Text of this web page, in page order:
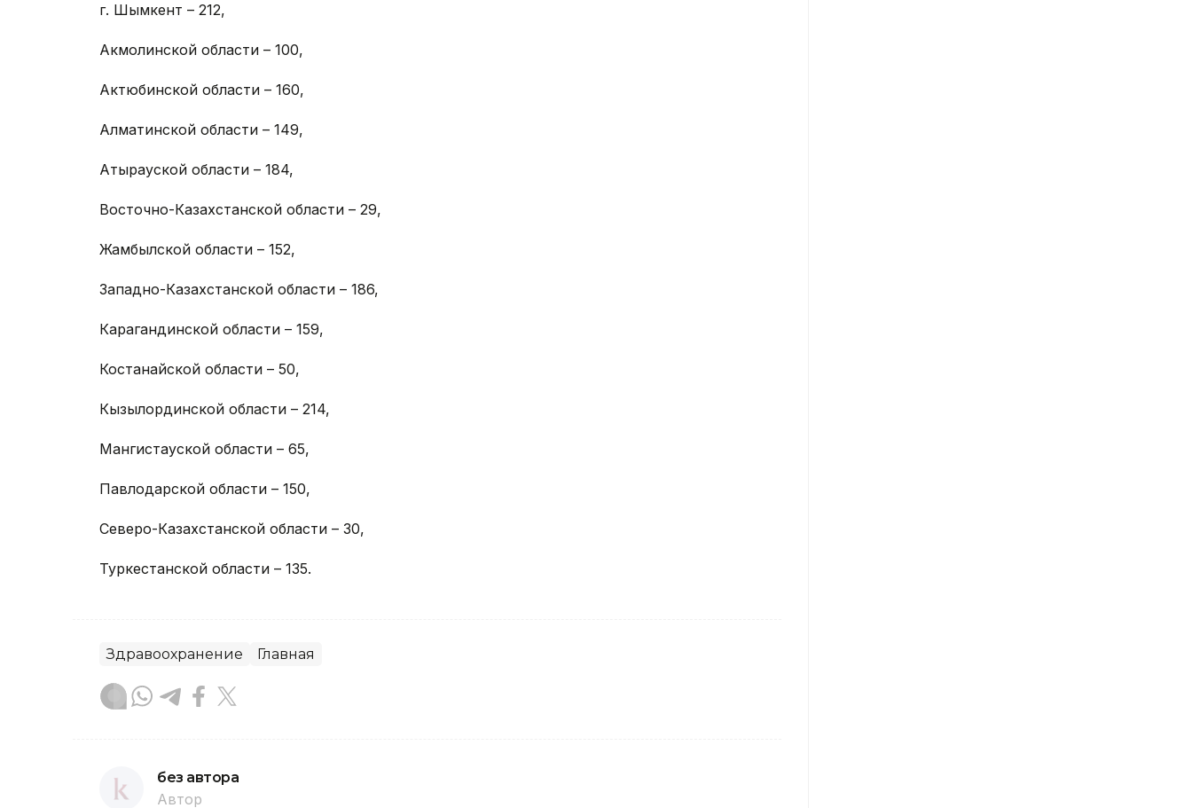
г. Шымкент – 212,
Акмолинской области – 100,
Актюбинской области – 160,
Алматинской области – 149,
Атырауской области – 184,
Восточно-Казахстанской области – 29,
Жамбылской области – 152,
Западно-Казахстанской области – 186,
Карагандинской области – 159,
Костанайской области – 50,
Кызылординской области – 214,
Мангистауской области – 65,
Павлодарской области – 150,
Северо-Казахстанской области – 30,
Туркестанской области – 135.
Здравоохранение Главная
без автора
Автор